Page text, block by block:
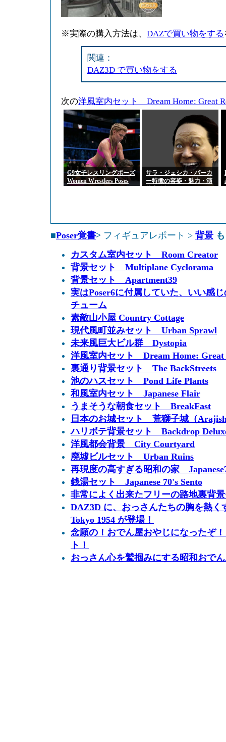
※実際の購入方法は、 DAZで買い物をする
関連：
DAZ3D で買い物をする
次の洋風室内セット Dream Home: Great
G9女子レスリングポーズ
Women Wrestlers Poses
サラ・ジェシカ・パーカ
ー特徴の容姿・魅力・演
■Poser覚書> フィギュアレポート > 背景
カスタム室内セット Room Creator
背景セット Multiplane Cyclorama
背景セット Apartment39
実はPoser6に付属していた、いい感
チューム
素敵山小屋 Country Cottage
現代風町並みセット Urban Sprawl
未来風巨大ビル群 Dystopia
洋風室内セット Dream Home: Great
裏通り背景セット The BackStreets
池のハスセット Pond Life Plants
和風室内セット Japanese Flair
うまそうな朝食セット BreakFast
日本のお城セット 荒獅子城（
ハリボテ背景セット Backdrop
洋風都会背景 City Courtyard
廃墟ビルセット Urban Ruins
再現度の高すぎる昭和の家
銭湯セット Japanese 70's Sento
非常によく出来たフリーの路地裏背
DAZ3D に、おっさんたちの胸を熱く
Tokyo 1954 が登場！
念願の！おでん屋おやじになったぞ
ト！
おっさん心を鷲掴みにする昭和おで